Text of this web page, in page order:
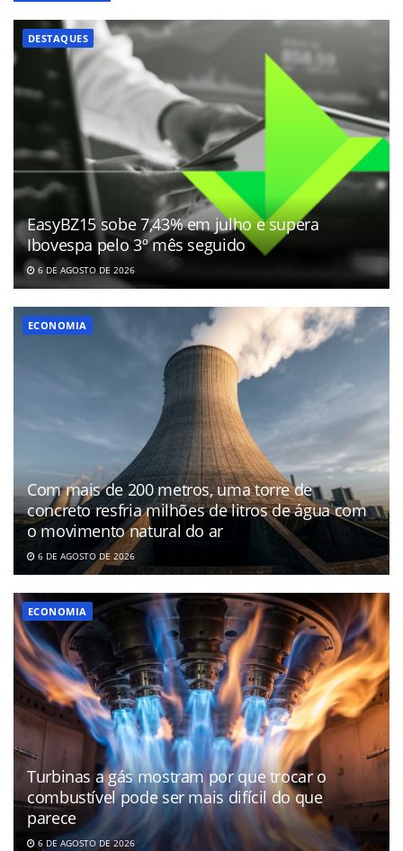
DESTAQUES
EasyBZ15 sobe 7,43% em julho e supera
Ibovespa pelo 3º mês seguido
6 DE AGOSTO DE 2026
ECONOMIA
Com mais de 200 metros, uma torre de
concreto resfria milhões de litros de água com
o movimento natural do ar
6 DE AGOSTO DE 2026
ECONOMIA
Turbinas a gás mostram por que trocar o
combustível pode ser mais difícil do que
parece
6 DE AGOSTO DE 2026